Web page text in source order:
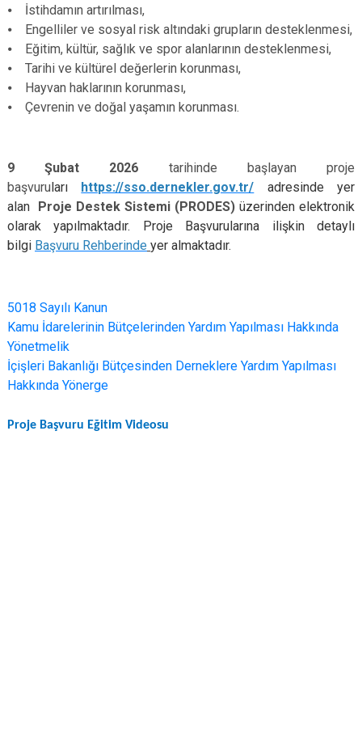
⦁ İstihdamın artırılması,
⦁ Engelliler ve sosyal risk altındaki grupların desteklenmesi,
⦁ Eğitim, kültür, sağlık ve spor alanlarının desteklenmesi,
⦁ Tarihi ve kültürel değerlerin korunması,
⦁ Hayvan haklarının korunması,
⦁ Çevrenin ve doğal yaşamın korunması.
9 Şubat 2026 tarihinde başlayan proje
başvuruları https://sso.dernekler.gov.tr/
adresinde yer
alan Proje Destek Sistemi (PRODES) üzerinden elektronik
olarak yapılmaktadır. Proje Başvurularına ilişkin detaylı
bilgi Başvuru Rehberinde yer almaktadır.
5018 Sayılı Kanun
Kamu İdarelerinin Bütçelerinden Yardım Yapılması Hakkında
Yönetmelik
İçişleri Bakanlığı Bütçesinden Derneklere Yardım Yapılması
Hakkında Yönerge
Proje Başvuru Eğitim Videosu